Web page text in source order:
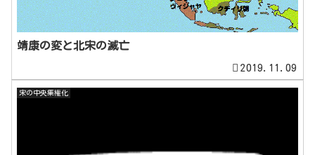
靖康の変と北宋の滅亡
2019.11.09
宋の中央集権化